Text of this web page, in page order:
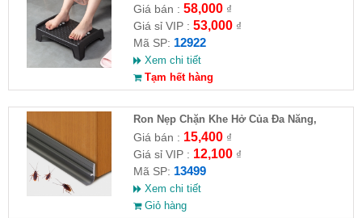
Giá bán : 58,000₫
Giá sỉ VIP : 53,000₫
Mã SP: 12922
Xem chi tiết
Tạm hết hàng
Ron Nẹp Chặn Khe Hở Của Đa Năng,
Chống Côn Trùng( HĐ )
Giá bán : 15,400₫
Giá sỉ VIP : 12,100₫
Mã SP: 13499
Xem chi tiết
Giỏ hàng